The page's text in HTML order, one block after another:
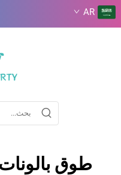
AR
طوق